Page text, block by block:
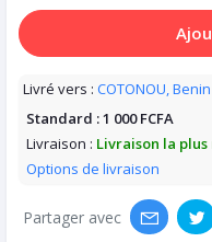
Livré vers : COTONOU, Benin
Standard :1 000 FCFA
Livraison : Livraison la
Options de livraison
Partager avec